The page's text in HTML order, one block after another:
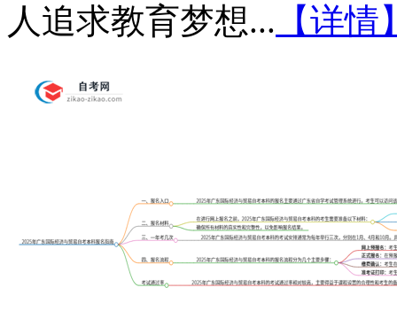
人追求教育梦想... 【详情